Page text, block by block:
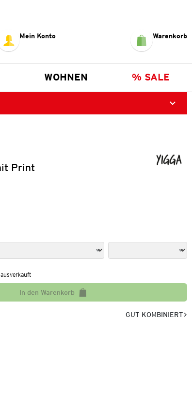
Mein Konto Warenkorb
WOHNEN % SALE
Print
In den Warenkorb
GUT KOMBINIERT